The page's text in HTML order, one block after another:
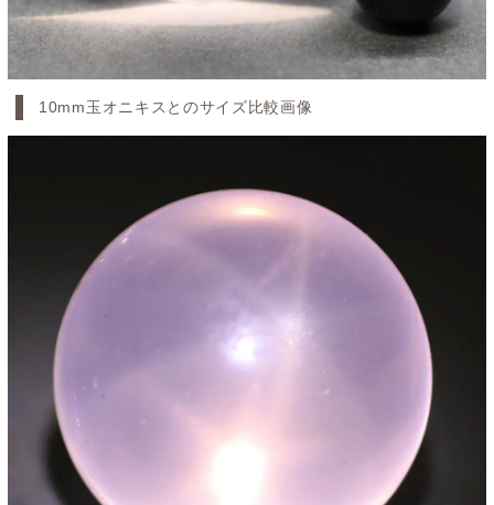
10mm玉オニキスとのサイズ比較画像